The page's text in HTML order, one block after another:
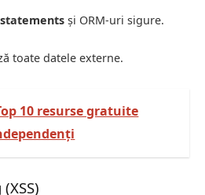
și ORM-uri sigure.
toate datele externe.
10 resurse gratuite